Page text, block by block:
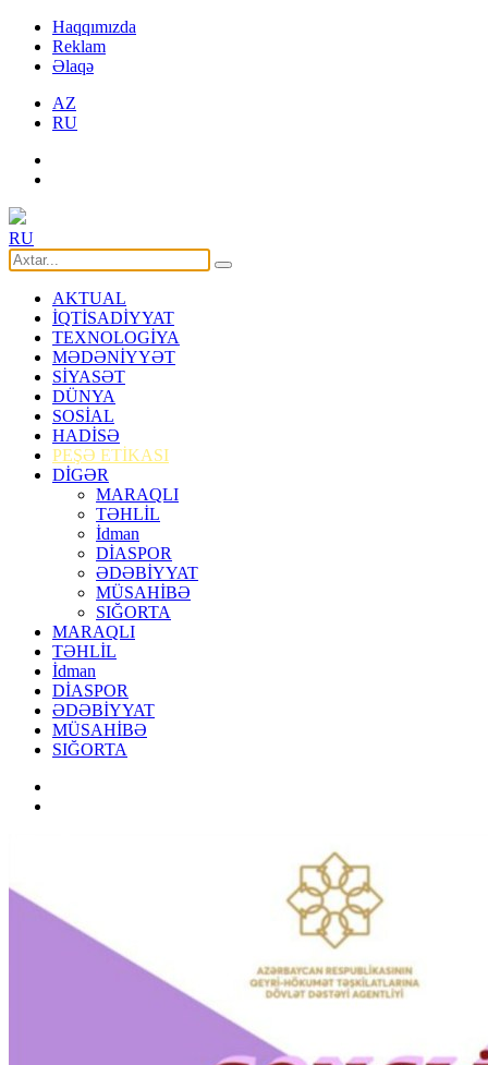
Haqqımızda
Reklam
Əlaqə
AZ
RU
RU
AKTUAL
İQTİSADİYYAT
TEXNOLOGİYA
MƏDƏNİYYƏT
SİYASƏT
DÜNYA
SOSİAL
HADİSƏ
PEŞƏ ETİKASI
DİGƏR
MARAQLI
TƏHLİL
İdman
DİASPOR
ƏDƏBİYYAT
MÜSAHİBƏ
SIĞORTA
MARAQLI
TƏHLİL
İdman
DİASPOR
ƏDƏBİYYAT
MÜSAHİBƏ
SIĞORTA